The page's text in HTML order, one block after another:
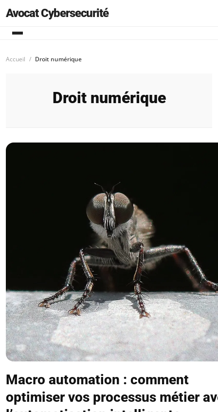
Avocat Cybersecurité
Accueil Droit numérique
Droit numérique
Macro automation : comment
optimiser vos processus métier